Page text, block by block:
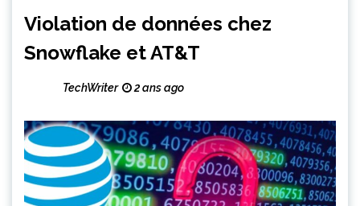
Violation de données chez
Snowflake et AT&T
TechWriter 2 ans ago